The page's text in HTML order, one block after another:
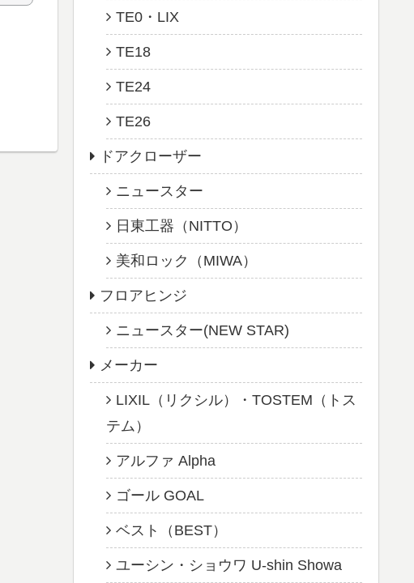
TE0・LIX
TE18
TE24
TE26
ドアクローザー
ニュースター
日東工器（NITTO）
美和ロック（MIWA）
フロアヒンジ
ニュースター(NEW STAR)
メーカー
LIXIL（リクシル）・TOSTEM（トス
テム）
アルファ Alpha
ゴール GOAL
ベスト（BEST）
ユーシン・ショウワ U-shin Showa